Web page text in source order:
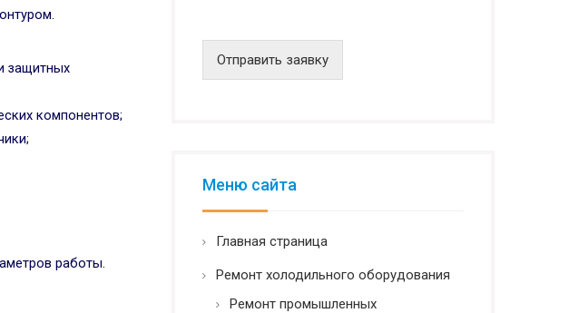
защитных
компонентов;
работы.
о
т
е
о
ь
Отправить заявку
Меню сайта
Главная страница
Ремонт холодильного оборудования
Ремонт промышленных